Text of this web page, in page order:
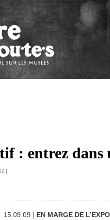
: entrez dans
|
15.09.09 | EN MARGE DE